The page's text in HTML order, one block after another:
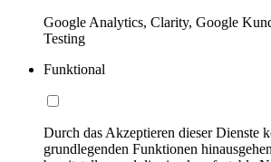
Google Analytics, Clarity, Google
Testing
Funktional
Durch das Akzeptieren dieser Dienste
grundlegenden Funktionen